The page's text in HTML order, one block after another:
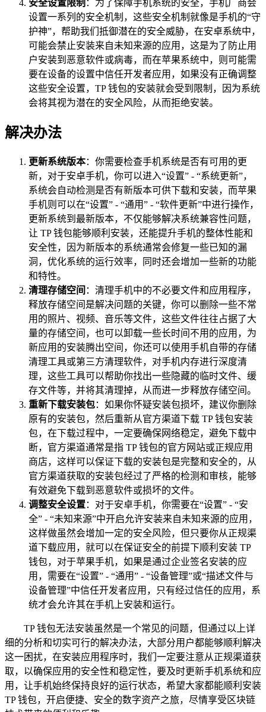
安全设置限制 ：为了保障手机系统的安全，手机厂商会
设置一系列的安全机制，这些安全机制就像是手机的“守
护神”，帮助我们抵御潜在的安全威胁，在安卓系统中，
可能会禁止安装来自未知来源的应用，这是为了防止用
户安装到恶意软件或病毒，而在苹果系统中，则可能需
要在设备的设置中信任开发者应用，如果没有正确调整
这些安全设置，TP 钱包的安装就会受到限制，因为系统
会将其视为潜在的安全风险，从而拒绝安装。
解决办法
更新系统版本：你需要检查手机系统是否有可用的更
新，对于安卓手机，你可以进入“设置” - “系统更新”，
系统会自动检测是否有新版本可供下载和安装，而苹果
手机则可以在“设置” - “通用” - “软件更新”中进行操作，
更新系统到最新版本，不仅能够解决系统兼容性问题，
让 TP 钱包能够顺利安装，还能提升手机的整体性能和
安全性，因为新版本的系统通常会修复一些已知的漏
洞，优化系统的运行效率，同时还会增加一些新的功能
和特性。
清理存储空间 ：清理手机中的不必要文件和应用程序，
释放存储空间是解决问题的关键，你可以删除一些不常
用的照片、视频、音乐等文件，这些文件往往占据了大
量的存储空间，也可以卸载一些长时间不用的应用，为
新应用的安装腾出空间，你还可以使用手机自带的存储
清理工具或第三方清理软件，对手机内存进行深度清
理，这些工具可以帮助你找出一些隐藏的临时文件、缓
存文件等，并将其清理掉，从而进一步释放存储空间。
重新下载安装包：如果你怀疑安装包损坏，建议你删除
原有的安装包，然后重新从官方渠道下载 TP 钱包安装
包，在下载过程中，一定要确保网络稳定，避免下载中
断，官方渠道通常是指 TP 钱包的官方网站或正规应用
商店，这样可以保证下载的安装包是完整和安全的，从
官方渠道获取的安装包经过了严格的检测和审核，能够
有效避免下载到恶意软件或损坏的文件。
调整安全设置：对于安卓手机，你需要在“设置” - “安
全” - “未知来源”中开启允许安装来自未知来源的应用，
这样做虽然会增加一定的安全风险，但只要你从正规渠
道下载应用，就可以在保证安全的前提下顺利安装 TP
钱包，对于苹果手机，如果是通过企业签名安装的应
用，需要在“设置” - “通用” - “设备管理”或“描述文件与
设备管理”中信任开发者应用，只有经过信任的应用，系
统才会允许其在手机上安装和运行。
TP 钱包无法安装虽然是一个常见的问题，但通过以上详
细的分析和切实可行的解决办法，大部分用户都能够顺利解决
这一困扰，在安装应用程序时，我们一定要注意从正规渠道获
取，以确保应用的安全性和稳定性，要及时更新手机系统和应
用，让手机始终保持良好的运行状态，希望大家都能顺利安装
TP 钱包，开启便捷、安全的数字资产之旅，尽情享受区块链